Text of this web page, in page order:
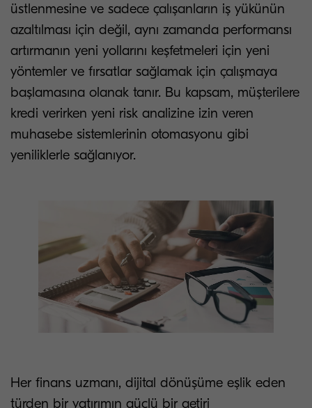
üstlenmesine ve sadece çalışanların iş yükünün
azaltılması için değil, aynı zamanda performansı
artırmanın yeni yollarını keşfetmeleri için yeni
yöntemler ve fırsatlar sağlamak için çalışmaya
başlamasına olanak tanır. Bu kapsam, müşterilere
kredi verirken yeni risk analizine izin veren
muhasebe sistemlerinin otomasyonu gibi
yeniliklerle sağlanıyor.
Her finans uzmanı, dijital dönüşüme eşlik eden
türden bir yatırımın güçlü bir getiri